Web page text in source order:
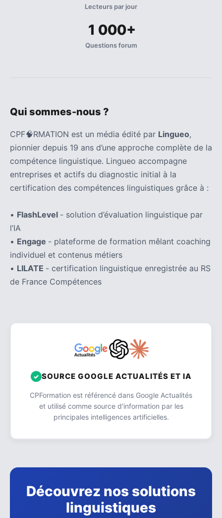
Lecteurs par jour
1 000+
Questions forum
Qui sommes-nous ?
CPF🧠RMATION est un média édité par Lingueo,
pionnier depuis 19 ans d’une approche complète de la
compétence linguistique. Lingueo accompagne
entreprises et actifs du diagnostic initial à la
certification des compétences linguistiques grâce à :
• FlashLevel - solution d’évaluation linguistique par
l’IA
• Engage - plateforme de formation mêlant coaching
individuel et contenus métiers
• LILATE - certification linguistique enregistrée au RS
de France Compétences
SOURCE GOOGLE ACTUALITÉS ET IA
CPFormation est référencé dans Google Actualités
et utilisé comme source d'information par les
principales intelligences artificielles.
Découvrez nos solutions
linguistiques